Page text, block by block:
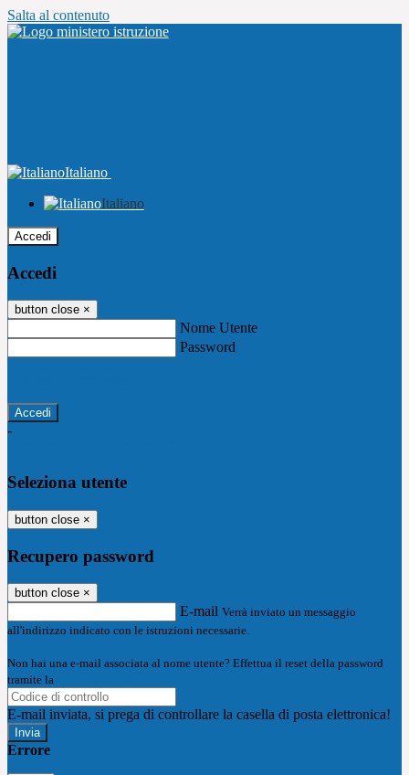
Salta al contenuto
Italiano
Italiano
Accedi
Accedi
button close ×
Nome Utente
Password
-
Seleziona utente
button close ×
Recupero password
button close ×
E-mail Verrà inviato un messaggio
all'indirizzo indicato con le istruzioni necessarie.
Non hai una e-mail associata al nome utente? Effettua il reset della password
tramite la
E-mail inviata, si prega di controllare la casella di posta elettronica!
Errore